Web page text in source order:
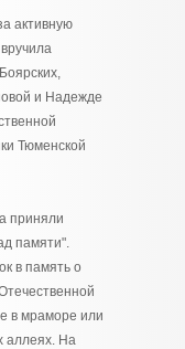
активную
и Надежде
Тюменской
приняли
памяти".
в память о
в мраморе или
аллеях. На